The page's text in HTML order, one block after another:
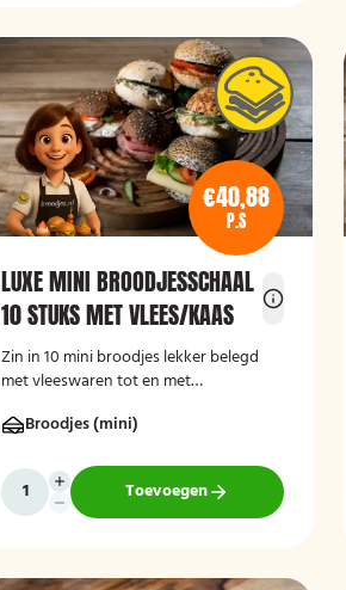
€40,88
P.S
LUXE MINI BROODJESSCHAAL
10 STUKS MET VLEES/KAAS
Zin in 10 mini broodjes lekker belegd
met vleeswaren tot en met
deze luxe broodschaal 10 stuks!
Broodjes (mini)
Toevoegen